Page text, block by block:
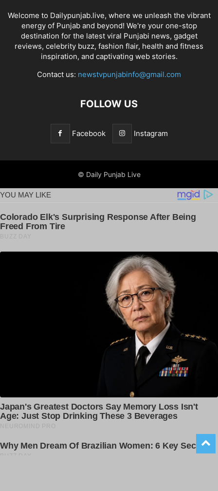
Welcome to Dailypunjab.live, where we unleash the vibrant
energy of Punjab and beyond! We're your one-stop
destination for the latest viral Punjabi news, gadget
reviews, celebrity buzz, fashion flair, health and fitness
inspiration, and captivating web stories.
Contact us: newstvpunjabinfo@gmail.com
FOLLOW US
Facebook Instagram
© Daily Punjab Live